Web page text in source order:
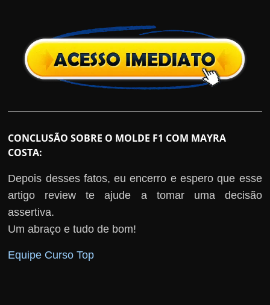
CONCLUSÃO SOBRE O MOLDE F1 COM MAYRA
COSTA:
Depois desses fatos, eu encerro e espero que esse
artigo review te ajude a tomar uma decisão
assertiva.
Um abraço e tudo de bom!
Equipe Curso Top